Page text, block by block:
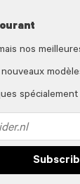
nos
spécialement